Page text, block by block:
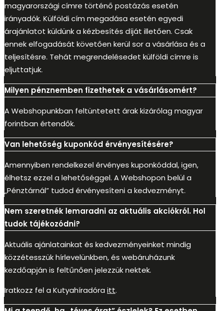
magyarországi címre történő postázás esetén
irányadók. Külföldi cím megadása esetén egyedi
árajánlatot küldünk a kézbesítés díját illetően. Csak
ennek elfogadását követően kerül sor a vásárlása és a
teljesítésre. Tehát megrendelésedet külföldi címre is
eljuttatjuk.
Milyen pénznemben fizethetek a vásárlásomért?
A Webshopunkban feltüntetett árak kizárólag magyar
forintban értendők.
Van lehetőség kuponkód érvényesítésére?
Amennyiben rendelkezel érvényes kuponkóddal, igen,
élhetsz ezzel a lehetőséggel. A Webshopon belül a
„Pénztárnál” tudod érvényesíteni a kedvezményt.
Nem szeretnék lemaradni az aktuális akciókról. Hol
tudok tájékozódni?
Aktuális ajánlatainkat és kedvezményeinket mindig
közzétesszük hírlevelünkben, és webáruházunk
kezdőapján is feltűnően jelezzük nektek.
Iratkozz fel a Kutyahíradóra itt.